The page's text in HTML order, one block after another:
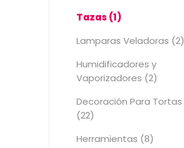
Tazas (1)
Lamparas Veladoras (2)
Humidificadores y
Vaporizadores (2)
Decoración Para Tortas
(22)
Herramientas (8)